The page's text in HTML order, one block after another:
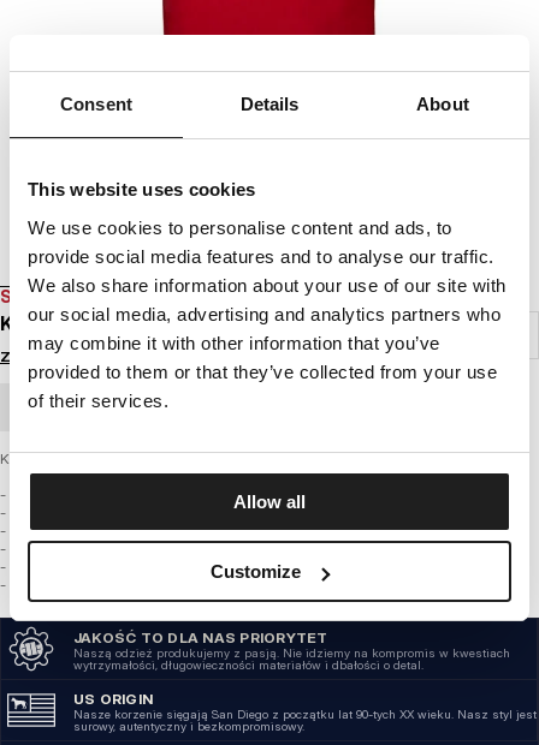
Consent Details About
This website uses cookies
We use cookies to personalise content and ads, to
provide social media features and to analyse our traffic.
We also share information about your use of our site with
our social media, advertising and analytics partners who
may combine it with other information that you’ve
provided to them or that they’ve collected from your use
of their services.
Allow all
Customize
SALE
KOSZULKA FLAMINGO
Zaloguj się by zobaczyć ceny
ZAMÓWIENIE HURTOWE
Koszulka z najnowszej kolekcji PIT BULL WEST COAST – Flamingo
- Wykonana z najwyższej jakości bawełny o gramaturze 180g/m2
- Miękka lamówka od wewnętrznej strony kołnierza chroniąca przed otarciami
- Wysokiej jakości nadruki wykonane specjalistyczną technologią sitodruku
- Duża tkana naszywka z logo marki PIT BULL WEST COAST u dołu koszulki
- Mała tkana naszywka na krawędzi rękawka
- Skład materiału: 100% bawełna
JAKOŚĆ TO DLA NAS PRIORYTET
Naszą odzież produkujemy z pasją. Nie idziemy na kompromis w kwestiach
wytrzymałości, długowieczności materiałów i dbałości o detal.
US ORIGIN
Nasze korzenie sięgają San Diego z początku lat 90-tych XX wieku. Nasz styl jest
surowy, autentyczny i bezkompromisowy.